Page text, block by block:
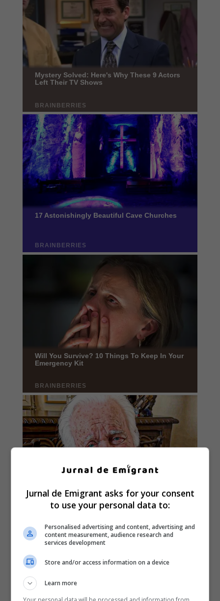
Jurnal de Emigrant asks for your consent
to use your personal data to:
Personalised advertising and content, advertising and
content measurement, audience research and
services development
Store and/or access information on a device
Learn more